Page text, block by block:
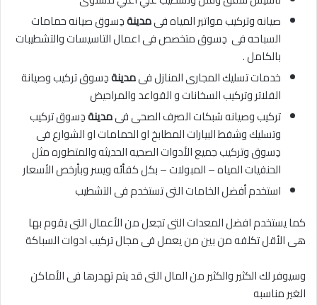
صيانه وتركيب مواتير المياه فىمدينةدِسوق صيانه حمامات
السباحه فى دِسوق متخصص فى اعمال التاسيسات والتشطيبات
بالكامل .
خدمات تسليك المجارى المنازل فىمدينةدِسوق تركيب وصيانة
الفلاتر وتركيب السخانات و القواعد والمراحيض
تركيب وصيانه شبكات الصرف الصحى فىمدينةدِسوق تركيب
وتسليك وشفط البيارات المطابخ او الحمامات او الشوارع فى
دِسوق وتركيب جميع الأدوات الصحيه الحديثه والمتطوره مثل
الحنفيات المياه – المبولات – بكل كفأئه ويسر وبأرخص الأسعار
استخدم أفضل الخامات التى تستخدم فى التشطيب
كما يستخدم افضل المعدات التى تجعل من الأعمال التى يقوم بها
هى الأقل تكلفه من بين من يعمل فى مجال تركيب ادوات السباكة
وسيوفر لك الكثير والكثير من المال التى قد يتم تهدرها فى الأماكن
الغير مناسبه